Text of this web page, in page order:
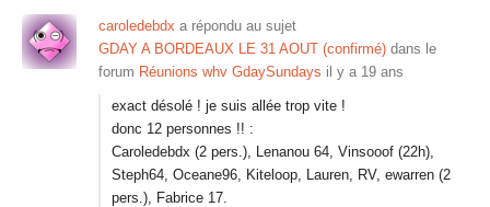
caroledebdx a répondu au sujet
GDAY A BORDEAUX LE 31 AOUT (confirmé) dans le
forum Réunions whv GdaySundays il y a 19 ans
exact désolé ! je suis allée trop vite !
donc 12 personnes !! :
Caroledebdx (2 pers.), Lenanou 64, Vinsooof (22h),
Steph64, Oceane96, Kiteloop, Lauren, RV, ewarren (2
pers.), Fabrice 17.